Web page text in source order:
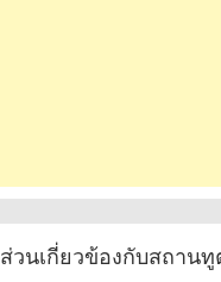
ส่วนเกี่ยวข้องกับสถาน